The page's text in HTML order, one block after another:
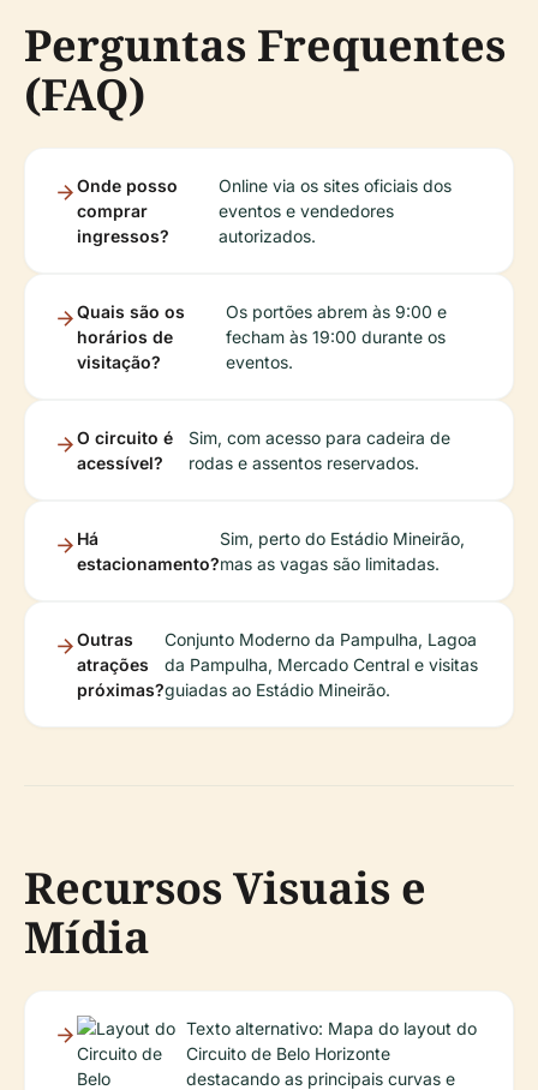
Perguntas Frequentes
(FAQ)
Onde posso
comprar
ingressos?
Online via os sites oficiais dos
eventos e vendedores
autorizados.
Quais são os
horários de
visitação?
Os portões abrem às 9:00 e
fecham às 19:00 durante os
eventos.
O circuito é
acessível?
Sim, com acesso para cadeira de
rodas e assentos reservados.
Há
estacionamento?
Sim, perto do Estádio Mineirão,
mas as vagas são limitadas.
Outras
atrações
próximas?
Conjunto Moderno da Pampulha, Lagoa
da Pampulha, Mercado Central e visitas
guiadas ao Estádio Mineirão.
Recursos Visuais e
Mídia
Texto alternativo: Mapa do layout do
Circuito de Belo Horizonte
destacando as principais curvas e